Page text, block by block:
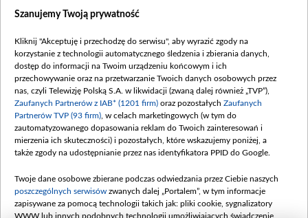
Dostępność
Procedura zgłoszeń wewnętrznych
Szanujemy Twoją prywatność
Kliknij "Akceptuję i przechodzę do serwisu", aby wyrazić zgody na
korzystanie z technologii automatycznego śledzenia i zbierania danych,
dostęp do informacji na Twoim urządzeniu końcowym i ich
przechowywanie oraz na przetwarzanie Twoich danych osobowych przez
nas, czyli Telewizję Polską S.A. w likwidacji (zwaną dalej również „TVP”),
Zaufanych Partnerów z IAB* (1201 firm) oraz pozostałych Zaufanych
Partnerów TVP (93 firm) , w celach marketingowych (w tym do
zautomatyzowanego dopasowania reklam do Twoich zainteresowań i
mierzenia ich skuteczności) i pozostałych, które wskazujemy poniżej, a
także zgody na udostępnianie przez nas identyfikatora PPID do Google.
Twoje dane osobowe zbierane podczas odwiedzania przez Ciebie naszych
poszczególnych serwisów zwanych dalej „Portalem”, w tym informacje
zapisywane za pomocą technologii takich jak: pliki cookie, sygnalizatory
WWW lub innych podobnych technologii umożliwiających świadczenie